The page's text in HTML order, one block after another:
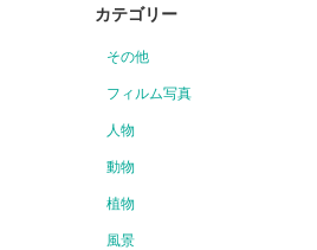
カテゴリー
その他
フィルム写真
人物
動物
植物
風景